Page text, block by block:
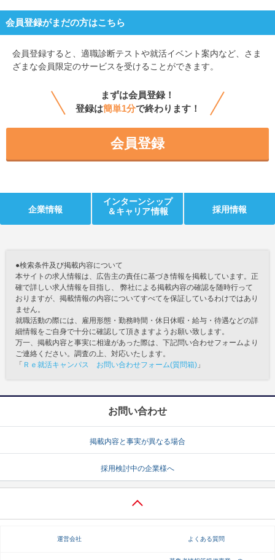
会員登録がまだの方はこちら
会員登録すると、 適職診断テストや就活イベント案内など、さま
ざまな会員限定のサービスを受けることができます。
まずは会員登録！
登録は簡単1分で終わります！
会員登録
企業情報
インターンシップ
＆キャリア情報
採用情報
●検索条件及び掲載内容について
本サイトの求人情報は、広告主の責任に基づき情報を掲載しています。正
確で詳しい求人情報を目指し、 弊社による掲載内容の確認を随時行って
おりますが、掲載情報の内容についてすべてを保証しているわけではあり
ません。
就職活動の際には、雇用形態・勤務時間・休日休暇・給与・待遇などの詳
細情報をご自身で十分に確認して頂きますようお願い致します。
万一、掲載内容と事実に相違があった際は、下記問い合わせフォームより
ご連絡ください。調査の上、対応いたします。
「 Ｒｅ就活キャンパス お問い合わせフォーム(質問箱) 」
お問い合わせ
掲載内容と事実が異なる場合
採用検討中の企業様へ
運営会社 よくある質問